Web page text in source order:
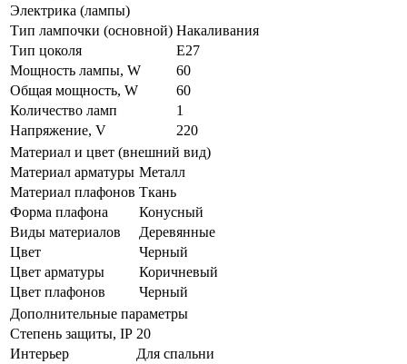
Электрика (лампы)
Тип лампочки (основной) Накаливания
Тип цоколя
E27
Мощность лампы, W
60
Общая мощность, W
60
Количество ламп
1
Напряжение, V
220
Материал и цвет (внешний вид)
Материал арматуры Металл
Материал плафонов Ткань
Форма плафона
Конусный
Виды материалов
Деревянные
Цвет
Черный
Цвет арматуры
Коричневый
Цвет плафонов
Черный
Дополнительные параметры
Степень защиты, IP 20
Интерьер
Для спальни